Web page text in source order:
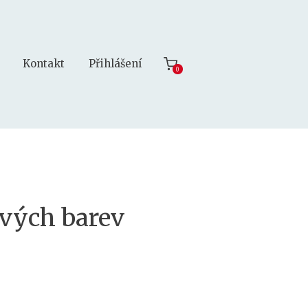
Kontakt Přihlášení 0
barev